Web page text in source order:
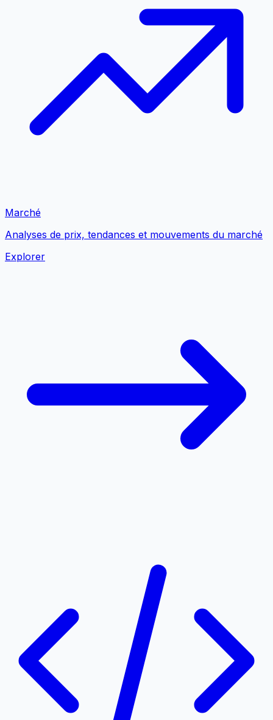
Marché
Analyses de prix, tendances et mouvements du marché
Explorer